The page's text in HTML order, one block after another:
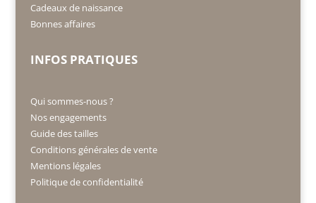
Cadeaux de naissance
Bonnes affaires
INFOS PRATIQUES
Qui sommes-nous ?
Nos engagements
Guide des tailles
Conditions générales de vente
Mentions légales
Politique de confidentialité